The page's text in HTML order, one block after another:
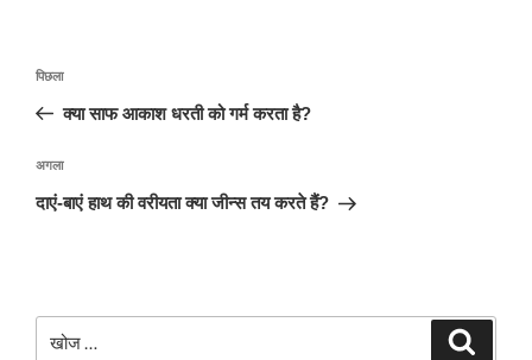
पोस्ट
पिछला
पोस्ट:
पिछला
क्या साफ आकाश धरती को गर्म करता है?
अगली
पोस्ट
अगला
दाएं-बाएं हाथ की वरीयता क्या जीन्स तय करते हैं?
खोजे